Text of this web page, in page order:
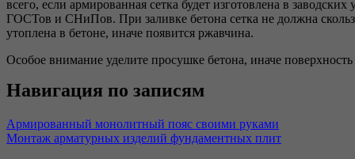
всего, если армированная сетка будет изготовлена в
ГОСТов и СНиПов. При заливке бетона сетка не должна
утоплена в бетоне, иначе появится ржавчина.
Особое внимание уделите просушке бетона, иначе
Навигация по записям
Армированный монолитный пояс своими руками
Монтаж арматурных изделий фундаментных плит